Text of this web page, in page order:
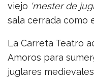
viejo ‘mester de
sala cerrada como
La Carreta Teatro
Amoros para
juglares